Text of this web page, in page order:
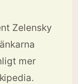
Zelensky
mer